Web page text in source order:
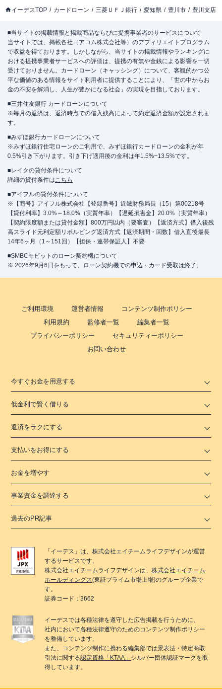
イーデスTOP カードローン 三菱ＵＦＪ銀行 愛知県 豊川市 豊川支店
■当サイトの掲載情報と掲載商品ならびに提携事業者のサービスについて
当サイトでは、掲載各社（アコム株式会社等）のアフィリエイトプログラム
で収益を得ております。しかしながら、当サイトの掲載情報やランキングに
おける提携事業者サービスへの評価は、提携の有無や金銭による影響を一切
受けておりません。カードローン（キャッシング）について、客観的かつ公
平な価値のある情報をサイト利用者に提供することにより、「世の中からお
金の不安を解消し、人生が豊かになる社会」の実現を目指しております。
■三井住友銀行 カードローンについて
※毎月の返済は、返済時点での借入残高によって約定返済金額が設定されま
す。
■みずほ銀行カードローンについて
※みずほ銀行住宅ローンのご利用で、みずほ銀行カードローンの金利が年
0.5%引き下がります。引き下げ適用後の金利は年1.5%~13.5%です。
■レイクの貸付条件について
詳細の貸付条件はこちら
■アイフルの貸付条件について
※【商号】アイフル株式会社【登録番号】近畿財務局長（15）第00218号
【貸付利率】3.0%～18.0%（実質年率）【遅延損害金】20.0%（実質年率）
【契約限度額または貸付金額】800万円以内（要審査）【返済方式】借入後残
高スライド元利定額リボルビング返済方式【返済期間・回数】借入直後最長
14年6ヶ月（1～151回）【担保・連帯保証人】不要
■SMBCモビットのローン契約機について
※ 2026年9月6日をもって、ローン契約機での申込・カード受取は終了。
ご利用環境 運営者情報
コンテンツ制作ポリシー
利用規約
監修者一覧
編集者一覧
プライバシーポリシー
セキュリティーポリシー
お問い合わせ
今すぐお金を用意する
低金利で賢く借りる
返済をラクにする
支払いをお得にする
お金を増やす
事業資金を調達する
過去のPR記事
「 イーデス 」は、株式会社エイチームライフデザインが運営
するサービスです。
株式会社エイチームライフデザインは、株式会社エイチーム
ホールディングス(東証プライム市場上場)のグループ企業で
す。
証券コード：3662
イーデスでは各種法律を遵守した広告掲載を行うために、
社内において各種法律遵守のためのコンテンツ制作ポリシー
を整備しています。
また、コンテンツ制作に携わる編集部では景表法・特定商取
引法に関する認定資格「KTAA」 シルバー団体認証マークを取
得しています。